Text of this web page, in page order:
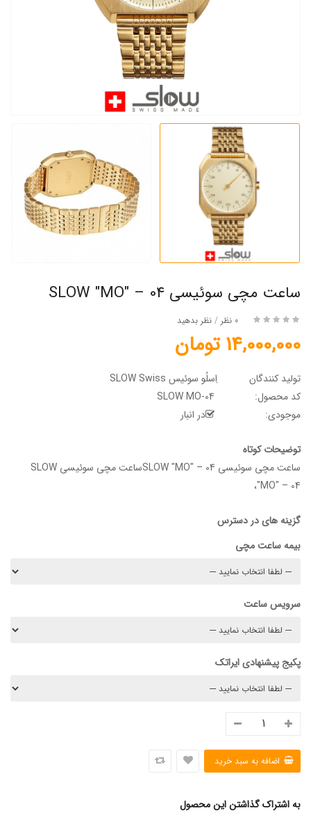
ساعت مچی سوئیسی SLOW "MO" – 04
0 نظر / نظر بدهید
14,000,000 تومان
تولید کنندگان
اِسلُو سوئیس SLOW Swiss
کد محصول:
موجودی:
در انبار
توضیحات کوتاه
ساعت مچی سوئیسی SLOW "MO" – 04ساعت مچی سوئیسی SLOW
"MO" – 04،
گزینه های در دسترس
بیمه ساعت مچی
سرویس ساعت
پکیج پیشنهادی ایراتک
به اشتراک گذاشتن این محصول